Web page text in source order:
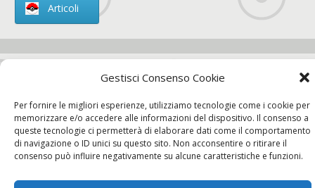
Gestisci Consenso Cookie
Per fornire le migliori esperienze, utilizziamo tecnologie come i cookie per
memorizzare e/o accedere alle informazioni del dispositivo. Il consenso a
queste tecnologie ci permetterà di elaborare dati come il comportamento
di navigazione o ID unici su questo sito. Non acconsentire o ritirare il
consenso può influire negativamente su alcune caratteristiche e funzioni.
Articoli
Chi siamo
Contatti